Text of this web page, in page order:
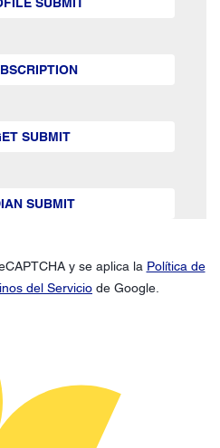
SUBMIT
SUBMIT
y se aplica la Política de
del Servicio de Google.